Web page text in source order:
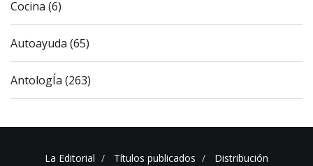
Cocina (6)
Autoayuda (65)
AntologÍa (263)
La Editorial Títulos publicados
Distribución